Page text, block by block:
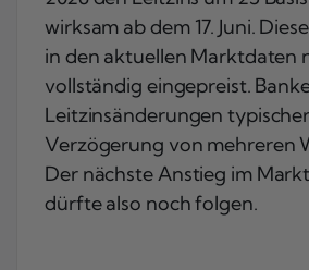
wirksam ab dem 17. Juni.
in den aktuellen Marktdaten
vollständig eingepreist.
Leitzinsänderungen
Verzögerung von mehreren
Der nächste Anstieg im
dürfte also noch folgen.